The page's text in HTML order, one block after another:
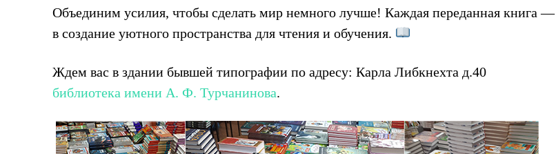
Объединим усилия, чтобы сделать мир немного лучше! Каждая переданная книга —
в создание уютного пространства для чтения и обучения.
Ждем вас в здании бывшей типографии по адресу: Карла Либкнехта д.40
библиотека имени А. Ф. Турчанинова.